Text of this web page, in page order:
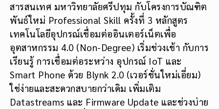
สารสนเทศ มหาวิทยาลัยศรีปทุม กับโครงการบัณฑิต
พันธ์ใหม่ Professional Skill ครั้งที่ 3 หลักสูตร
เทคโนโลยีอุปกรณ์เชื่อมต่ออินเตอร์เน็ตเพื่อ
อุตสาหกรรม 4.0 (Non-Degree) เริ่มช่วงเช้า กับการ
เรียนรู้ การเชื่อมต่อระหว่าง อุปกรณ์ IoT และ
Smart Phone ด้วย Blynk 2.0 (เวอร์ชั่นใหม่เอี่ยม)
ใช่ง่ายและสะดวกสบายกว่าเดิม เพิ่มเติม
Datastreams และ Firmware Update และช่วงบ่าย